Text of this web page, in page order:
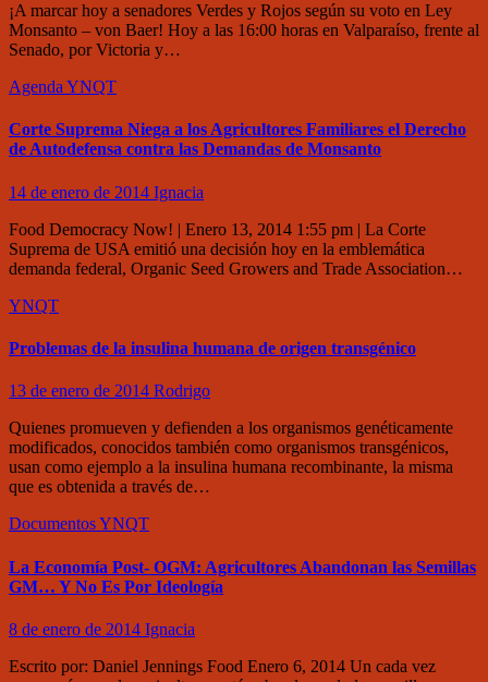
¡A marcar hoy a senadores Verdes y Rojos según su voto en Ley
Monsanto – von Baer! Hoy a las 16:00 horas en Valparaíso, frente al
Senado, por Victoria y…
Agenda YNQT
Corte Suprema Niega a los Agricultores Familiares el Derecho
de Autodefensa contra las Demandas de Monsanto
14 de enero de 2014 Ignacia
Food Democracy Now! | Enero 13, 2014 1:55 pm | La Corte
Suprema de USA emitió una decisión hoy en la emblemática
demanda federal, Organic Seed Growers and Trade Association…
YNQT
Problemas de la insulina humana de origen transgénico
13 de enero de 2014 Rodrigo
Quienes promueven y defienden a los organismos genéticamente
modificados, conocidos también como organismos transgénicos,
usan como ejemplo a la insulina humana recombinante, la misma
que es obtenida a través de…
DocumentosYNQT
La Economía Post- OGM: Agricultores Abandonan las Semillas
GM… Y No Es Por Ideología
8 de enero de 2014 Ignacia
Escrito por: Daniel Jennings Food Enero 6, 2014 Un cada vez